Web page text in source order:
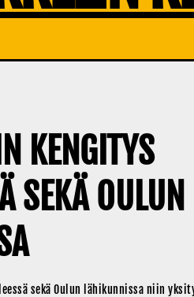
KENGITYS
SEKÄ OULUN
sekä Oulun lähikunnissa niin